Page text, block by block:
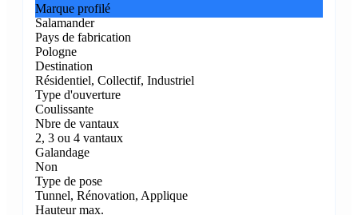
Marque profilé
Salamander
Pays de fabrication
Pologne
Destination
Résidentiel, Collectif, Industriel
Type d'ouverture
Coulissante
Nbre de vantaux
2, 3 ou 4 vantaux
Galandage
Non
Type de pose
Tunnel, Rénovation, Applique
Hauteur max.